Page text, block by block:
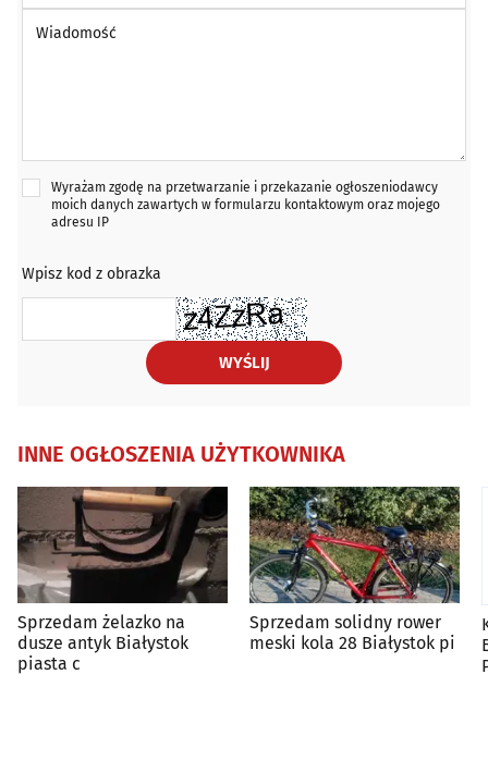
Wyrażam zgodę na przetwarzanie i przekazanie ogłoszeniodawcy
moich danych zawartych w formularzu kontaktowym oraz mojego
adresu IP
Wpisz kod z obrazka
WYŚLIJ
INNE OGŁOSZENIA UŻYTKOWNIKA
Sprzedam żelazko na
dusze antyk Białystok
piasta c
Sprzedam solidny rower
meski kola 28 Białystok pi